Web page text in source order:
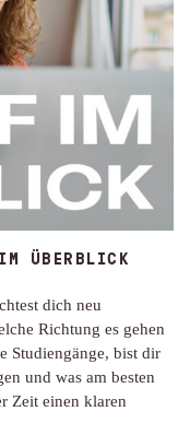
ÜBERBLICK
dich neu
Richtung es gehen
Studiengänge, bist dir
und was am besten
Zeit einen klaren